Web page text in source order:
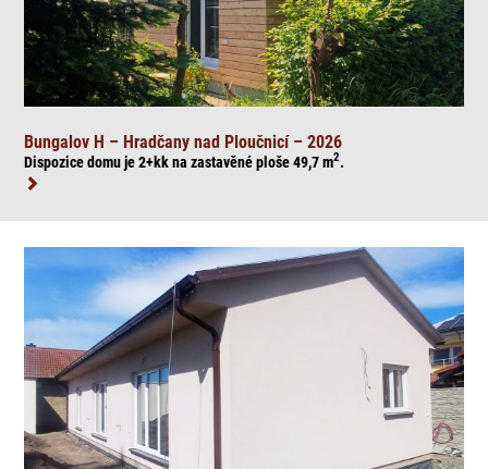
Bungalov H – Hradčany nad Ploučnicí – 2026
Dispozice domu je 2+kk na zastavěné ploše 49,7m2.